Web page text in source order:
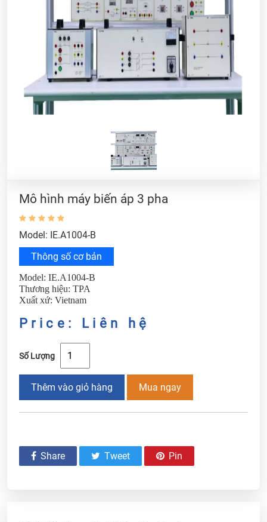
Mô hình máy biến áp 3 pha
Model: IE.A1004-B
Thông số cơ bản
Model: IE.A1004-B
Thương hiệu: TPA
Xuất xứ: Vietnam
Price: Liên hệ
Số Lượng
Thêm vào giỏ hàng Mua ngay
Share Tweet Pin